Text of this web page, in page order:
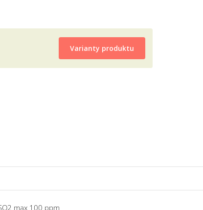
Varianty produktu
max 100 ppm